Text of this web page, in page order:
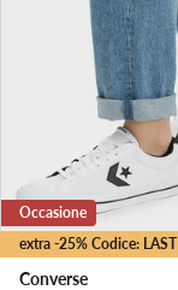
extra -25% Codice: LAST
Occasione
Converse